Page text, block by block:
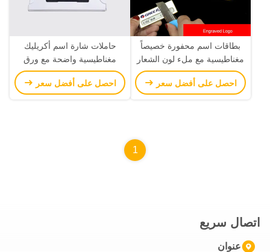
بطاقات اسم محفورة خصيصاً
مغناطيسية مع ملء لون الشعار
بطاقات اسم معدنية قابلة لإعادة
الاستخدام
احصل على أفضل سعر
حاملات شارة اسم أكريليك
مغناطيسية واضحة مع ورق
إدراج علامات اسم الشركة
الشفافة
احصل على أفضل سعر
1
اتصال سريع
عنوان